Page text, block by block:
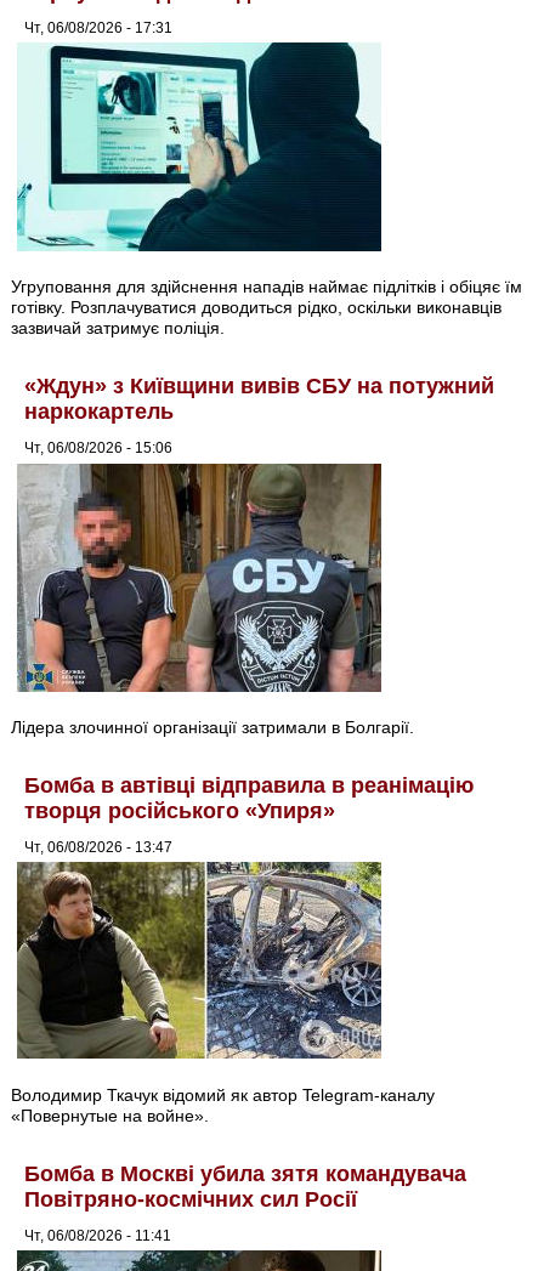
Чт, 06/08/2026 - 17:31
Угруповання для здійснення нападів наймає підлітків і обіцяє їм
готівку. Розплачуватися доводиться рідко, оскільки виконавців
зазвичай затримує поліція.
«Ждун» з Київщини вивів СБУ на потужний
наркокартель
Чт, 06/08/2026 - 15:06
Лідера злочинної організації затримали в Болгарії.
Бомба в автівці відправила в реанімацію
творця російського «Упиря»
Чт, 06/08/2026 - 13:47
Володимир Ткачук відомий як автор Telegram-каналу
«Повернутые на войне».
Бомба в Москві убила зятя командувача
Повітряно-космічних сил Росії
Чт, 06/08/2026 - 11:41